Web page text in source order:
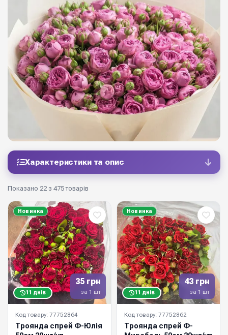
Характеристики та опис
Показано 22 з 475 товарів
35 грн
за 1 шт
Новинка
11 днів
Код товару: 77752864
Троянда спрей Ф-Юлія
43 грн
за 1 шт
Новинка
11 днів
Код товару: 77752862
Троянда спрей Ф-